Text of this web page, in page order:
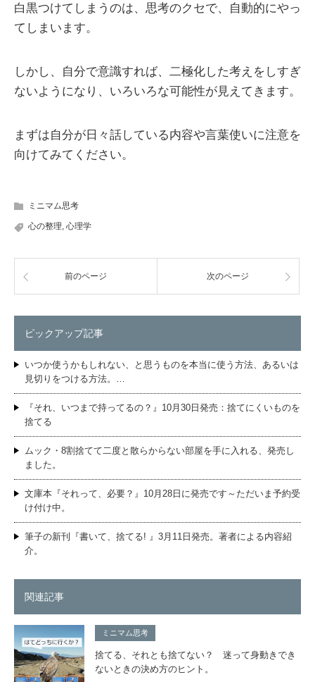
白黒つけてしまうのは、思考のクセで、自動的にやっ
てしまいます。
しかし、自分で意識すれば、二極化した考えをしすぎ
ないようになり、いろいろな可能性が見えてきます。
まずは自分が日々話している内容や言葉使いに注意を
向けてみてください。
ミニマム思考
心の整理, 心理学
前のページ 次のページ
ピックアップ記事
いつか使うかもしれない、と思うものを本当に使う方法、あるいは
見切りをつける方法。…
『それ、いつまで持ってるの？』10月30日発売：捨てにくいものを
捨てる
ムック・8割捨てて二度と散らからない部屋を手に入れる、発売し
ました。
文庫本『それって、必要？』10月28日に発売です～ただいま予約受
け付け中。
筆子の新刊『書いて、捨てる! 』3月11日発売。著者による内容紹
介。
関連記事
ミニマム思考
捨てる、それとも捨てない？ 迷って身動きでき
ないときの決め方のヒント。